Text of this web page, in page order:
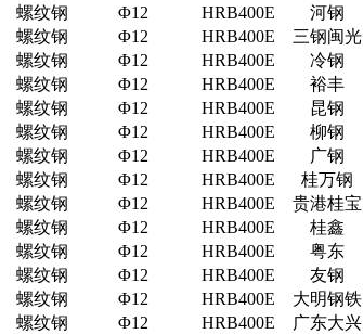
螺纹钢
Φ12 HRB400E 河钢
螺纹钢
Φ12 HRB400E 三钢闽光
螺纹钢
Φ12 HRB400E 冷钢
螺纹钢
Φ12 HRB400E 裕丰
螺纹钢
Φ12 HRB400E 昆钢
螺纹钢
Φ12 HRB400E 柳钢
螺纹钢
Φ12 HRB400E 广钢
螺纹钢
Φ12 HRB400E 桂万钢
螺纹钢
Φ12 HRB400E 贵港桂宝
螺纹钢
Φ12 HRB400E 桂鑫
螺纹钢
Φ12 HRB400E 粤东
螺纹钢
Φ12 HRB400E 友钢
螺纹钢
Φ12 HRB400E 大明钢铁
螺纹钢
Φ12 HRB400E 广东大兴